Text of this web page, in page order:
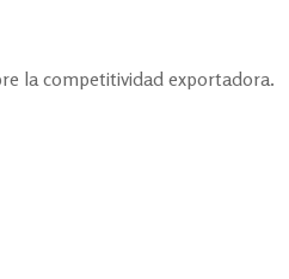
la competitividad exportadora.